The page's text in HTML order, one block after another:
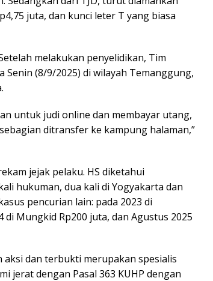
juta, dan kunci leter T yang biasa
melakukan penyelidikan, Tim
Senin (8/9/2025) di wilayah Temanggung,
untuk judi online dan membayar utang,
ditransfer ke kampung halaman,”
jejak pelaku. HS diketahui
hukuman, dua kali di Yogyakarta dan
pencurian lain: pada 2023 di
Mungkid Rp200 juta, dan Agustus 2025
dan terbukti merupakan spesialis
jerat dengan Pasal 363 KUHP dengan